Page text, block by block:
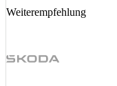
Weiterempfehlung